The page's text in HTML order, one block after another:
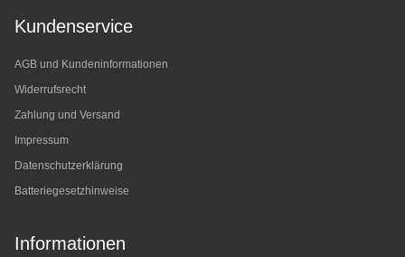
Kundenservice
AGB und Kundeninformationen
Widerrufsrecht
Zahlung und Versand
Impressum
Datenschutzerklärung
Batteriegesetzhinweise
Informationen